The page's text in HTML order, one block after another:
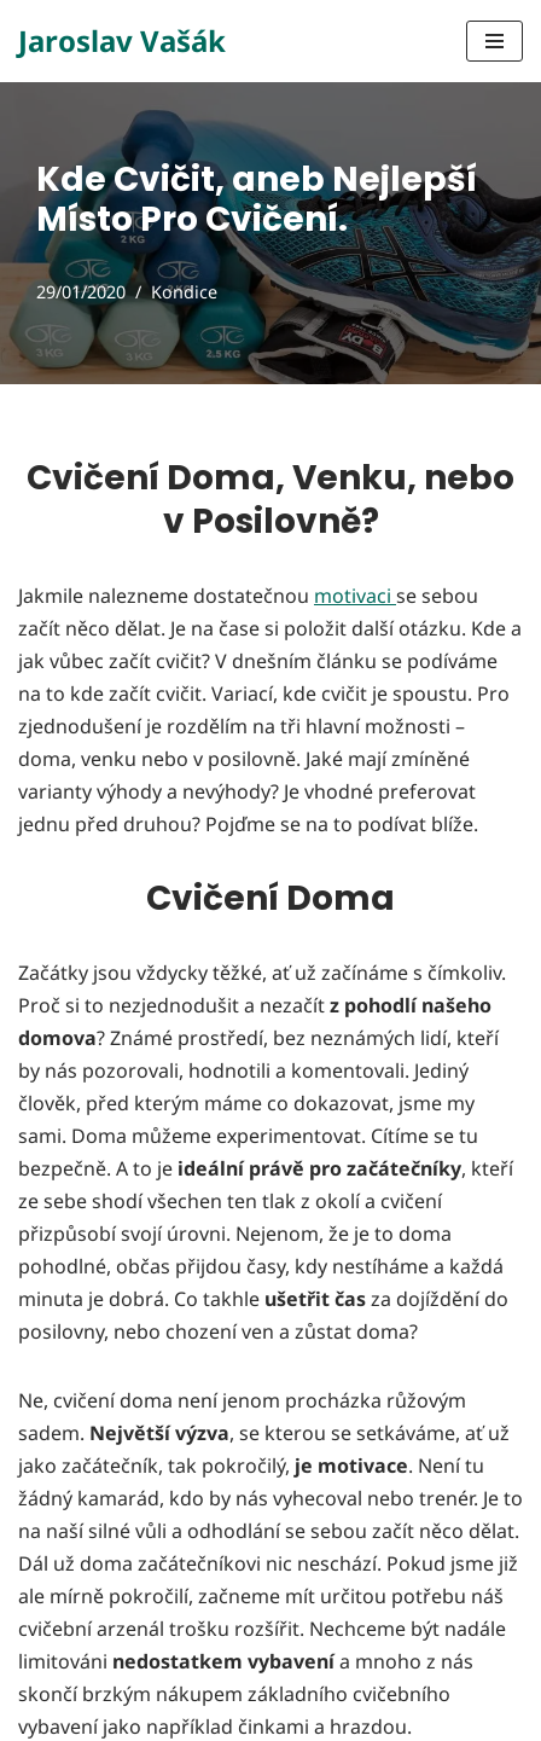
Přeskočit
Jaroslav Vašák
Kde Cvičit, aneb Nejlepší
Místo Pro Cvičení.
29/01/2020 Kondice
Cvičení Doma, Venku, nebo
v Posilovně?
Jakmile nalezneme dostatečnou motivaci se sebou
začít něco dělat. Je na čase si položit další otázku. Kde a
jak vůbec začít cvičit? V dnešním článku se podíváme
na to kde začít cvičit. Variací, kde cvičit je spoustu. Pro
zjednodušení je rozdělím na tři hlavní možnosti –
doma, venku nebo v posilovně. Jaké mají zmíněné
varianty výhody a nevýhody? Je vhodné preferovat
jednu před druhou? Pojďme se na to podívat blíže.
Cvičení Doma
Začátky jsou vždycky těžké, ať už začínáme s čímkoliv.
Proč si to nezjednodušit a nezačítz pohodlí našeho
domova? Známé prostředí, bez neznámých lidí, kteří
by nás pozorovali, hodnotili a komentovali. Jediný
člověk, před kterým máme co dokazovat, jsme my
sami. Doma můžeme experimentovat. Cítíme se tu
bezpečně. A to je ideální právě pro začátečníky, kteří
ze sebe shodí všechen ten tlak z okolí a cvičení
přizpůsobí svojí úrovni. Nejenom, že je to doma
pohodlné, občas přijdou časy, kdy nestíháme a každá
minuta je dobrá. Co takhle ušetřit časza dojíždění do
posilovny, nebo chození ven a zůstat doma?
Ne, cvičení doma není jenom procházka růžovým
sadem. Největší výzva, se kterou se setkáváme, ať už
jako začátečník, tak pokročilý, je motivace. Není tu
žádný kamarád, kdo by nás vyhecoval nebo trenér. Je to
na naší silné vůli a odhodlání se sebou začít něco dělat.
Dál už doma začátečníkovi nic neschází. Pokud jsme již
ale mírně pokročilí, začneme mít určitou potřebu náš
cvičební arzenál trošku rozšířit. Nechceme být nadále
limitováni nedostatkem vybavenía mnoho z nás
skončí brzkým nákupem základního cvičebního
vybavení jako například činkami a hrazdou.